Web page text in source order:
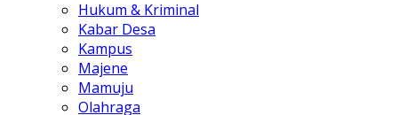
Hukum & Kriminal
Kabar Desa
Kampus
Majene
Mamuju
Olahraga